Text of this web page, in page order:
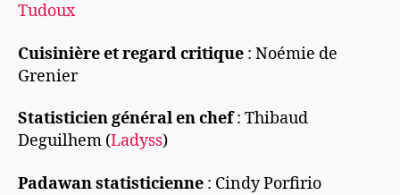
Tudoux
Cuisinière et regard critique : Noémie de
Grenier
Statisticien général en chef: Thibaud
Deguilhem (Ladyss)
Padawan statisticienne : Cindy Porfirio